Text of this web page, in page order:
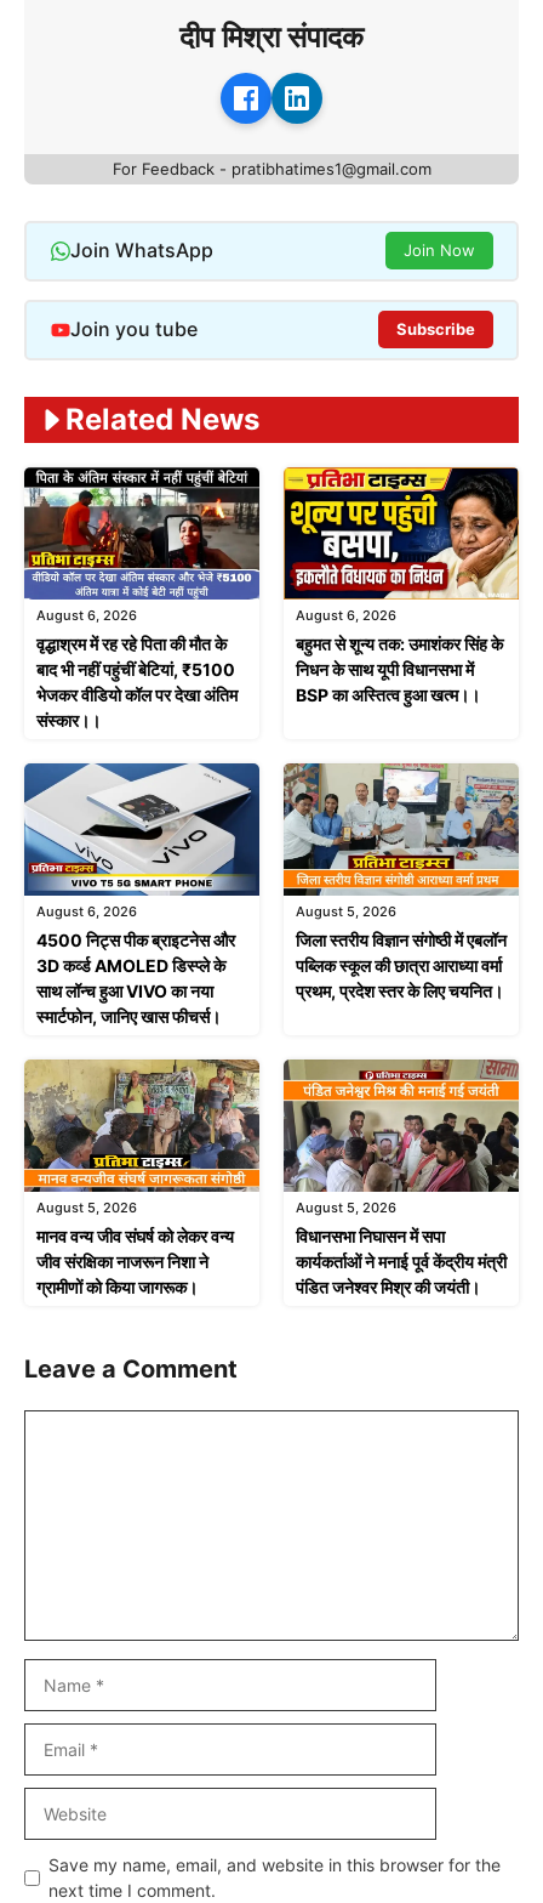
दीप मिश्रा संपादक
For Feedback - pratibhatimes1@gmail.com
Join WhatsApp Join Now
Join you tube Subscribe
Related News
August 6, 2026
वृद्धाश्रम में रह रहे पिता की मौत के
बाद भी नहीं पहुंचीं बेटियां, ₹5100
भेजकर वीडियो कॉल पर देखा अंतिम
संस्कार।।
August 6, 2026
बहुमत से शून्य तक: उमाशंकर सिंह के
निधन के साथ यूपी विधानसभा में
BSP का अस्तित्व हुआ खत्म।।
August 6, 2026
4500 निट्स पीक ब्राइटनेस और
3D कर्व्ड AMOLED डिस्प्ले के
साथ लॉन्च हुआ VIVO का नया
स्मार्टफोन, जानिए खास फीचर्स।
August 5, 2026
जिला स्तरीय विज्ञान संगोष्ठी में एबलॉन
पब्लिक स्कूल की छात्रा आराध्या वर्मा
प्रथम, प्रदेश स्तर के लिए चयनित।
August 5, 2026
मानव वन्य जीव संघर्ष को लेकर वन्य
जीव संरक्षिका नाजरून निशा ने
ग्रामीणों को किया जागरूक।
August 5, 2026
विधानसभा निघासन में सपा
कार्यकर्ताओं ने मनाई पूर्व केंद्रीय मंत्री
पंडित जनेश्वर मिश्र की जयंती।
Leave a Comment
Save my name, email, and website in this browser for the
next time I comment.